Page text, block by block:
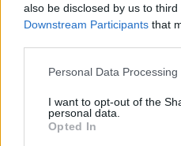
also be disclosed by us to
Downstream Participants that
Personal Data
I want to opt-out of the
personal data.
Opted In